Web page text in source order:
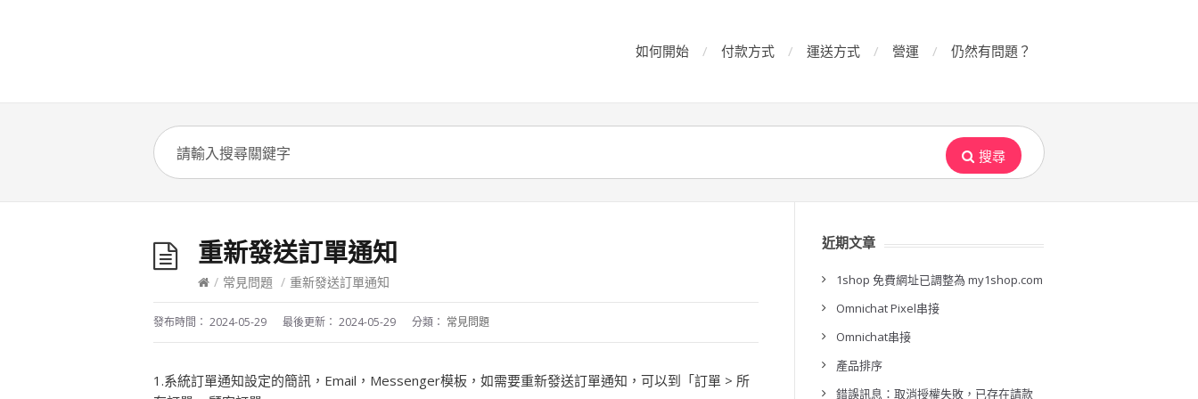
如何開始 付款方式 運送方式 營運 仍然有問題？
搜尋
重新發送訂單通知
/ 常見問題 / 重新發送訂單通知
發布時間： 2024-05-29 最後更新： 2024-05-29 分類： 常見問題
1.系統訂單通知設定的簡訊，Email，Messenger模板，如需要重新發送訂單通知，可以到「訂單 > 所
近期文章
1shop 免費網址已調整為 my1shop.com
Omnichat Pixel串接
Omnichat串接
產品排序
錯誤訊息：取消授權失敗，已存在請款